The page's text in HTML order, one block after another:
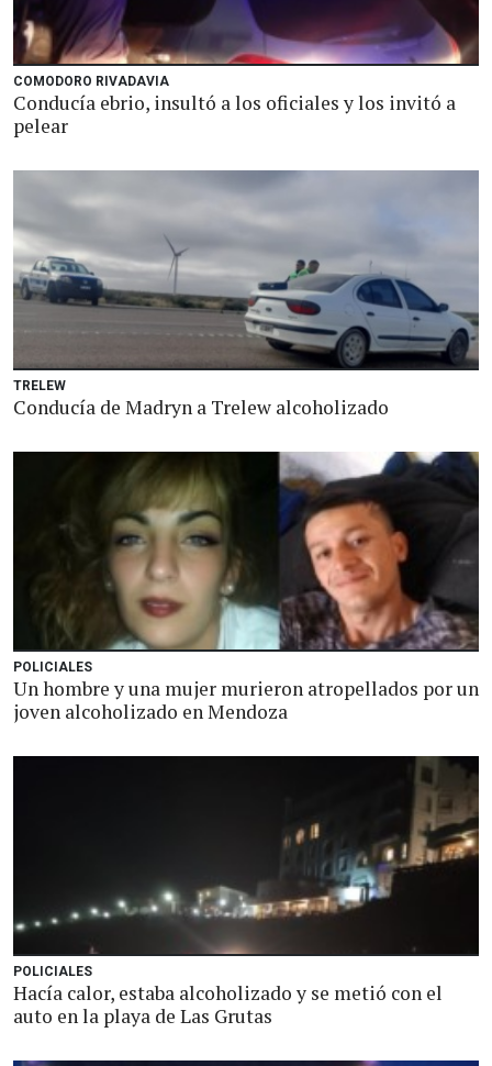
COMODORO RIVADAVIA
Conducía ebrio, insultó a los oficiales y los invitó a
pelear
TRELEW
Conducía de Madryn a Trelew alcoholizado
POLICIALES
Un hombre y una mujer murieron atropellados por un
joven alcoholizado en Mendoza
POLICIALES
Hacía calor, estaba alcoholizado y se metió con el
auto en la playa de Las Grutas